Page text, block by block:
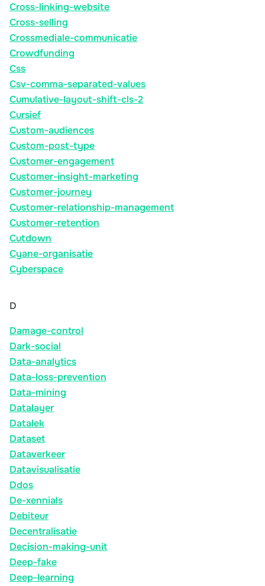
Cross-linking-website
Cross-selling
Crossmediale-communicatie
Crowdfunding
Css
Csv-comma-separated-values
Cumulative-layout-shift-cls-2
Cursief
Custom-audiences
Custom-post-type
Customer-engagement
Customer-insight-marketing
Customer-journey
Customer-relationship-management
Customer-retention
Cutdown
Cyane-organisatie
Cyberspace
D
Damage-control
Dark-social
Data-analytics
Data-loss-prevention
Data-mining
Datalayer
Datalek
Dataset
Dataverkeer
Datavisualisatie
Ddos
De-xennials
Debiteur
Decentralisatie
Decision-making-unit
Deep-fake
Deep-learning